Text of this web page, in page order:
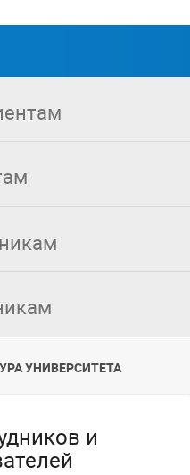
УНИВЕРСИТЕТА
и